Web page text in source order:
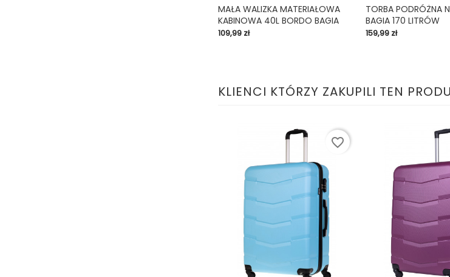
MAŁA WALIZKA MATERIAŁOWA
KABINOWA 40L BORDO BAGIA
Cena
109,99 zł
shopping_cart 
TORBA PODRÓŻNA
BAGIA 170 LITRÓW
Cena
159,99 zł
shopping_cart
KLIENCI KTÓRZY ZAKUPILI TEN
favorite_border